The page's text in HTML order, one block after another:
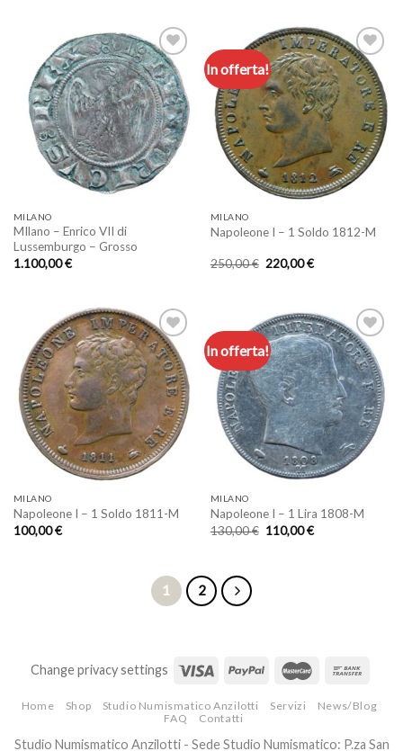
300,00 €.270,00 €.
Aggiungi
a lista
dei
desideri
MILANO
MIlano – Enrico VII di
Lussemburgo – Grosso
1.100,00€
In offerta!
Aggiungi
a lista
dei
desideri
MILANO
Napoleone I – 1 Soldo 1812-M
250,00€ Il
prezzo
250,00 €.
220,00€Il
220,00 €.
Aggiungi
a lista
dei
desideri
MILANO
Napoleone I – 1 Soldo 1811-M
100,00€
In offerta!
Aggiungi
a lista
dei
desideri
MILANO
Napoleone I – 1 Lira 1808-M
130,00€ Il
prezzo
110,00€Il
1 2
Change privacy settings
Home Shop Studio Numismatico Anzilotti Servizi
News/Blog
FAQ
Contatti
Studio Numismatico Anzilotti - Sede Studio Numismatico: P.za San